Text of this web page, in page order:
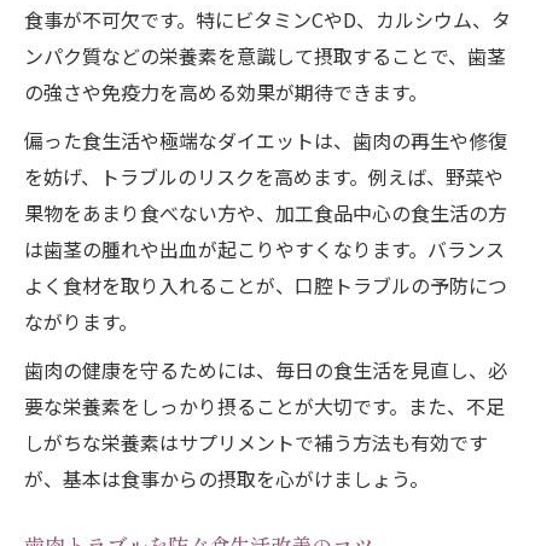
食事が不可欠です。特にビタミンCやD、カルシウム、タ
ンパク質などの栄養素を意識して摂取することで、歯茎
の強さや免疫力を高める効果が期待できます。
偏った食生活や極端なダイエットは、歯肉の再生や修復
を妨げ、トラブルのリスクを高めます。例えば、野菜や
果物をあまり食べない方や、加工食品中心の食生活の方
は歯茎の腫れや出血が起こりやすくなります。バランス
よく食材を取り入れることが、口腔トラブルの予防につ
ながります。
歯肉の健康を守るためには、毎日の食生活を見直し、必
要な栄養素をしっかり摂ることが大切です。また、不足
しがちな栄養素はサプリメントで補う方法も有効です
が、基本は食事からの摂取を心がけましょう。